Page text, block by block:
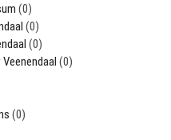
(0)
(0)
(0)
(0)
(0)